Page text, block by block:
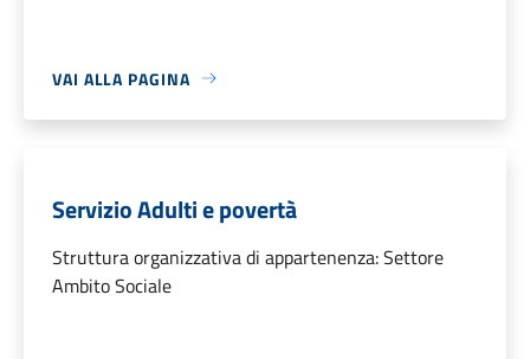
VAI ALLA PAGINA
Servizio Adulti e povertà
Struttura organizzativa di appartenenza: Settore
Ambito Sociale